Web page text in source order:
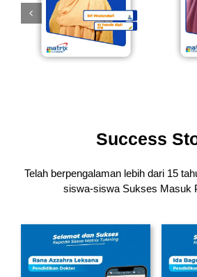
Success
Telah berpengalaman lebih dari 15
siswa-siswa Sukses Masuk